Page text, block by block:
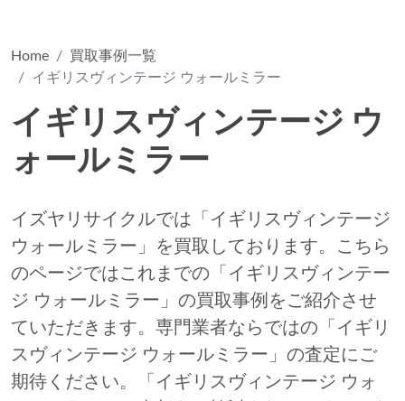
Home
買取事例一覧
イギリスヴィンテージ ウォールミラー
イギリスヴィンテージ ウ
ォールミラー
イズヤリサイクルでは「イギリスヴィンテージ
ウォールミラー」を買取しております。こちら
のページではこれまでの「イギリスヴィンテー
ジ ウォールミラー」の買取事例をご紹介させ
ていただきます。専門業者ならではの「イギリ
スヴィンテージ ウォールミラー」の査定にご
期待ください。「イギリスヴィンテージ ウォ